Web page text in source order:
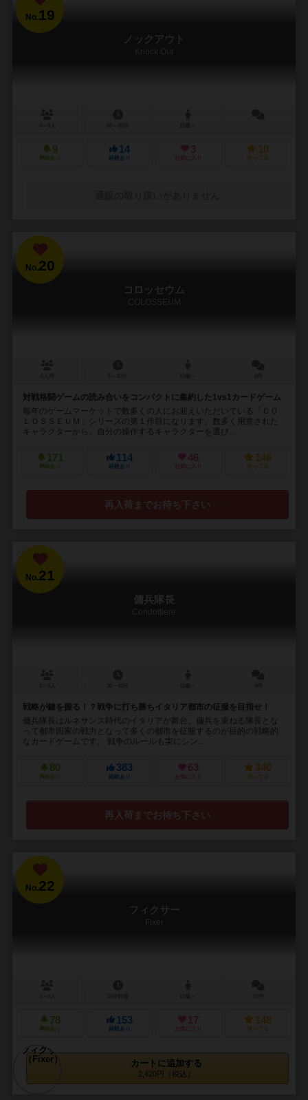
No.19
ノックアウト
Knock Out
9
興味あり
14
経験あり
3
お気に入り
10
持ってる
No.20
コロッセウム
COLOSSEUM
対戦格闘ゲームの読み合いをコンパクトに集約した1vs1カードゲーム
毎年のゲームマーケットで数多くの人にお迎えいただいている「ＣＯ
ＬＯＳＳＥＵＭ」シリーズの第１作目になります。数多く用意された
キャラクターから、自分の操作するキャラクターを選び...
171
興味あり
114
経験あり
46
お気に入り
146
持ってる
再入荷までお待ち下さい
No.21
傭兵隊長
Condottiere
戦略が鍵を握る！？戦争に打ち勝ちイタリア都市の征服を目指せ！
傭兵隊長はルネサンス時代のイタリアが舞台。傭兵を束ねる隊長とな
って都市国家の戦力となって多くの都市を征服するのが目的の戦略的
なカードゲームです。 戦争のルールも実にシン...
80
興味あり
383
経験あり
63
お気に入り
340
持ってる
再入荷までお待ち下さい
No.22
フィクサー
Fixer
78
興味あり
153
経験あり
17
お気に入り
148
持ってる
カートに追加する
2,420円（税込）